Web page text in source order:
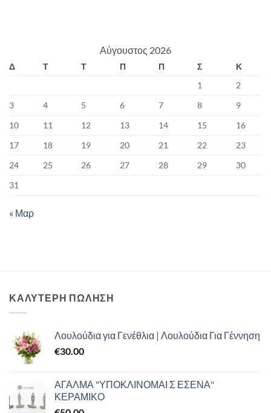
Αύγουστος 2026
Δ Τ Τ Π Π Σ
Κ
1
2
3
4 5 6 7 8
9
10
11 12 13 14 15
16
17
18 19 20 21 22
23
24
25 26 27 28 29
30
31
« Μαρ
ΚΑΛΥΤΕΡΗ ΠΩΛΗΣΗ
Λουλούδια για Γενέθλια | Λουλούδια Για Γέννηση
€30.00
ΑΓΑΛΜΑ "ΥΠΟΚΛΙΝΟΜΑΙ Σ ΕΣΕΝΑ"
ΚΕΡΑΜΙΚΟ